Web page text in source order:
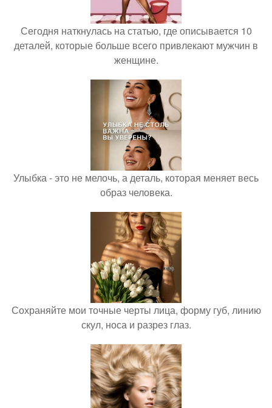
Сегодня наткнулась на статью, где описывается 10
деталей, которые больше всего привлекают мужчин в
женщине.
Улыбка - это не мелочь, а деталь, которая меняет весь
образ человека.
Сохраняйте мои точные черты лица, форму губ, линию
скул, носа и разрез глаз.